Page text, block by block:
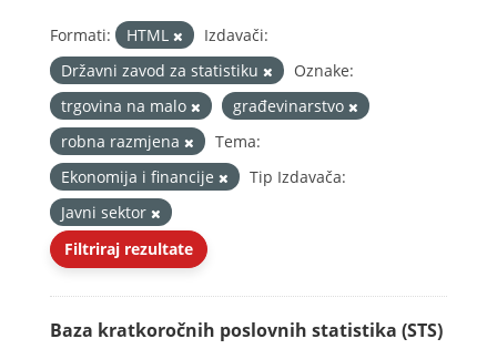
Formati: HTML
Izdavači:
Državni zavod za statistiku
Oznake:
trgovina na malo
građevinarstvo
robna razmjena
Tema:
Ekonomija i financije
Tip Izdavača:
Javni sektor
Filtriraj rezultate
Baza kratkoročnih poslovnih statistika (STS)